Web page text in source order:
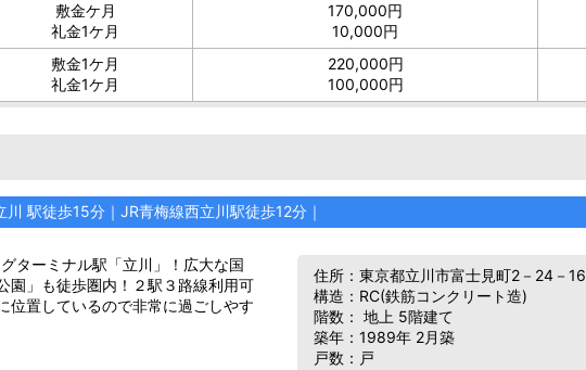
敷金ケ月
礼金1ケ月
170,000円
10,000円
敷金1ケ月
礼金1ケ月
220,000円
100,000円
川 駅徒歩15分｜JR青梅線西立川駅徒歩12分｜
ターミナル駅「立川」！広大な国
園」も徒歩圏内！２駅３路線利用可
位置しているので非常に過ごしやす
住所：東京都立川市富士見町2－24－16
構造：RC(鉄筋コンクリート造)
階数： 地上 5階建て
築年：1989年 2月築
戸数：戸